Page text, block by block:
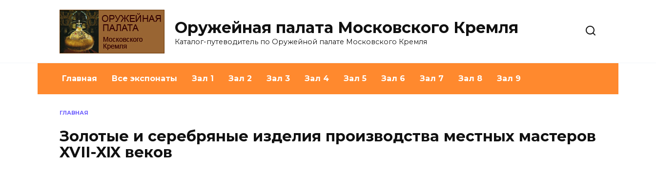
Оружейная палата Московского Кремля
Каталог-путеводитель по Оружейной палате Московского Кремля
Главная Все экспонаты Зал 1 Зал 2 Зал 3 Зал 4 Зал 5 Зал 6 Зал 7 Зал 8 Зал 9
ГЛАВНАЯ
Золотые и серебряные изделия производства местных мастеров
XVII-XIX веков